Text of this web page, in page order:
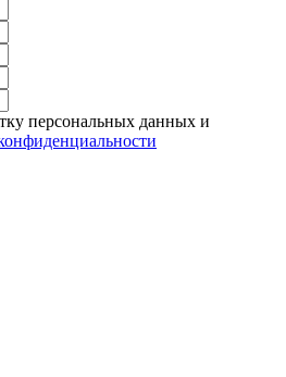
персональных данных и